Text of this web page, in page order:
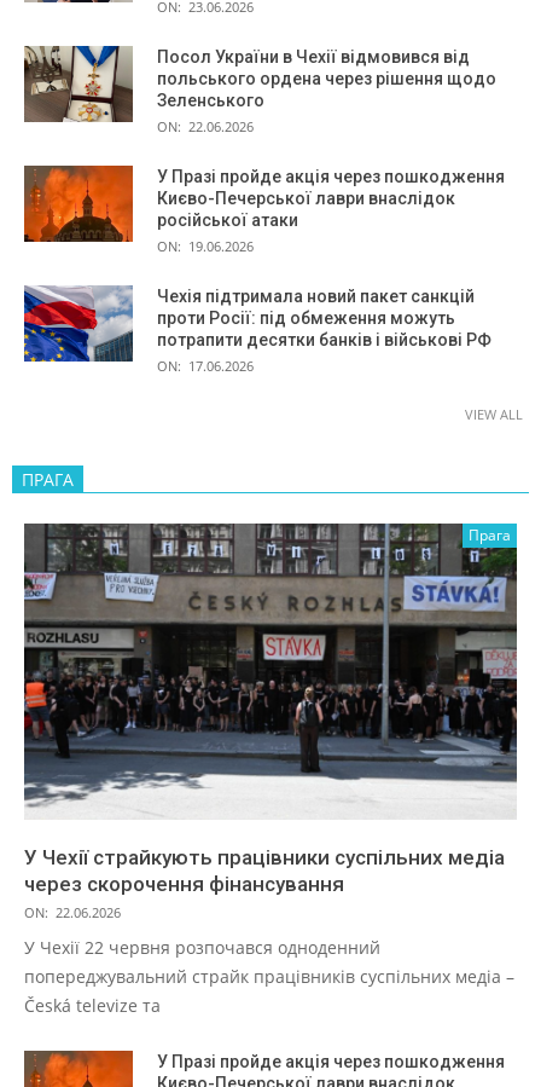
ON: 23.06.2026
Посол України в Чехії відмовився від
польського ордена через рішення щодо
Зеленського
ON: 22.06.2026
У Празі пройде акція через пошкодження
Києво-Печерської лаври внаслідок
російської атаки
ON: 19.06.2026
Чехія підтримала новий пакет санкцій
проти Росії: під обмеження можуть
потрапити десятки банків і військові РФ
ON: 17.06.2026
VIEW ALL
ПРАГА
Прага
У Чехії страйкують працівники суспільних медіа
через скорочення фінансування
ON: 22.06.2026
У Чехії 22 червня розпочався одноденний
попереджувальний страйк працівників суспільних медіа –
Česká televize та
У Празі пройде акція через пошкодження